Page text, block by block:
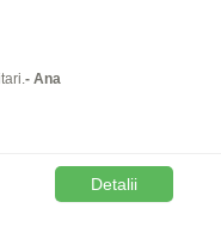
- Ana
Detalii